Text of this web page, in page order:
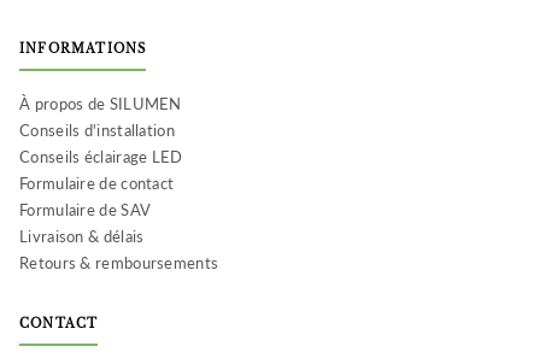
INFORMATIONS
À propos de SILUMEN
Conseils d'installation
Conseils éclairage LED
Formulaire de contact
Formulaire de SAV
Livraison & délais
Retours & remboursements
CONTACT